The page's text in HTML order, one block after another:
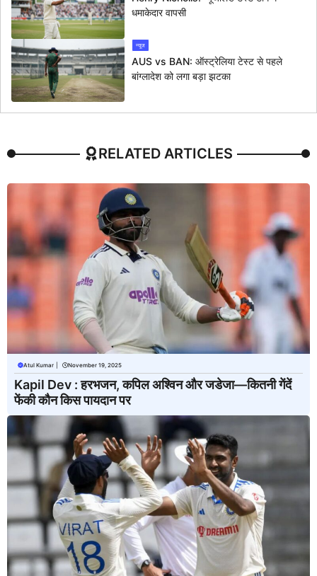
धमाकेदार वापसी
न्यूज
AUS vs BAN: ऑस्ट्रेलिया टेस्ट से पहले
बांग्लादेश को लगा बड़ा झटका
RELATED ARTICLES
Atul Kumar November 19, 2025
Kapil Dev : हरभजन, कपिल अश्विन और जडेजा—कितनी गेंदें
फेंकी कौन किस पायदान पर